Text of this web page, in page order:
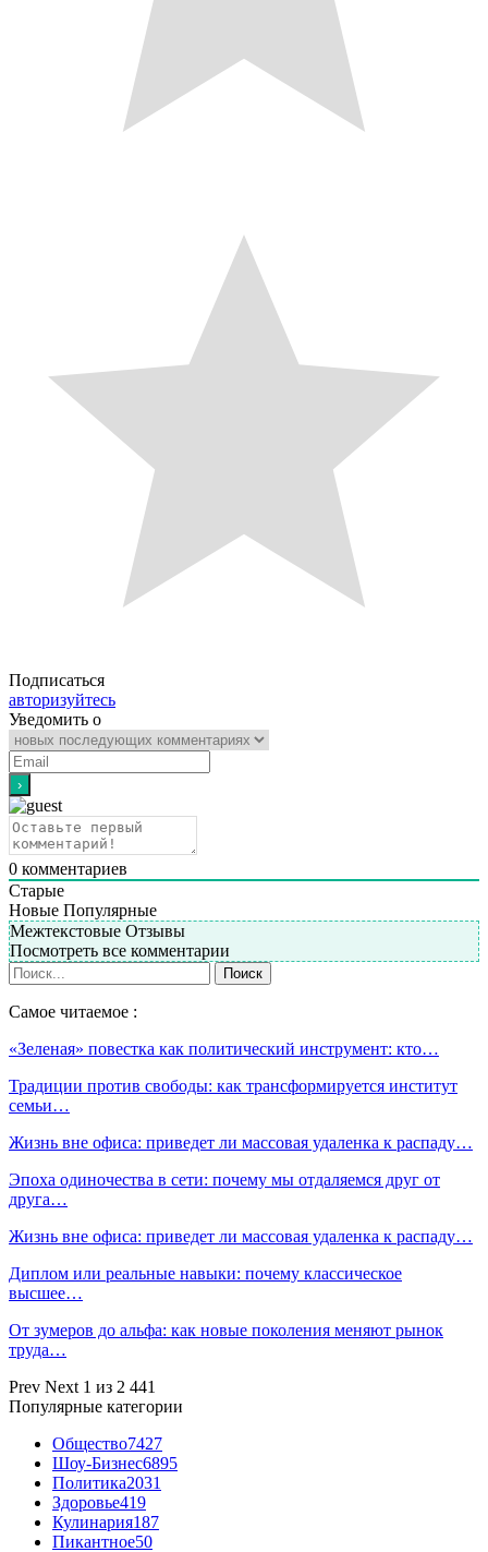
Подписаться
авторизуйтесь
Уведомить о
0 комментариев
Старые
Новые Популярные
Межтекстовые Отзывы
Посмотреть все комментарии
Самое читаемое :
«Зеленая» повестка как политический инструмент: кто…
Традиции против свободы: как трансформируется институт
семьи…
Жизнь вне офиса: приведет ли массовая удаленка к распаду…
Эпоха одиночества в сети: почему мы отдаляемся друг от
друга…
Жизнь вне офиса: приведет ли массовая удаленка к распаду…
Диплом или реальные навыки: почему классическое
высшее…
От зумеров до альфа: как новые поколения меняют рынок
труда…
Prev Next 1 из 2 441
Популярные категории
Общество7427
Шоу-Бизнес6895
Политика2031
Здоровье419
Кулинария187
Пикантное50